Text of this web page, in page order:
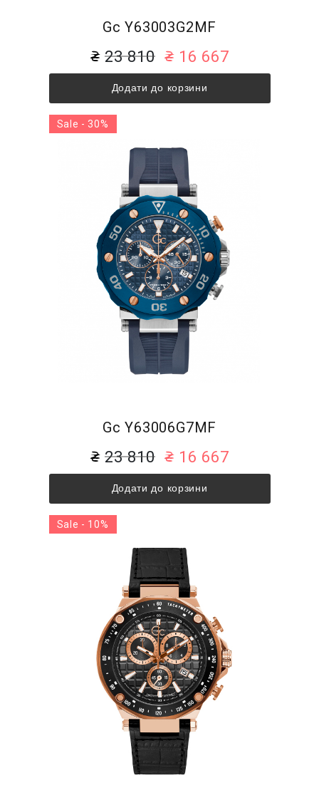
Gc Y63003G2MF
23 810 16 667
Додати до корзини
Gc Y63006G7MF
23 810 16 667
Додати до корзини
Sale - 30%
Sale - 10%